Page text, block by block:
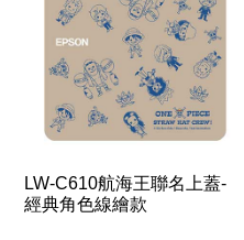
LW-C610航海王聯名上蓋-
經典角色線繪款